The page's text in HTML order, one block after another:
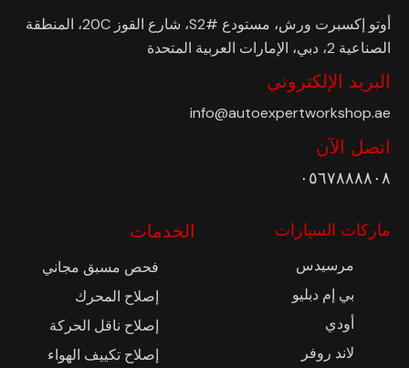
أوتو إكسبرت ورش، مستودع #S2، شارع القوز 20C، المنطقة
الصناعية 2، دبي، الإمارات العربية المتحدة
البريد الإلكتروني
info@autoexpertworkshop.ae
اتصل الآن
٠٥٦٧٨٨٨٨٠٨
ماركات السيارات
مرسيدس
بي إم دبليو
أودي
لاند روفر
الخدمات
فحص مسبق مجاني
إصلاح المحرك
إصلاح ناقل الحركة
إصلاح تكييف الهواء